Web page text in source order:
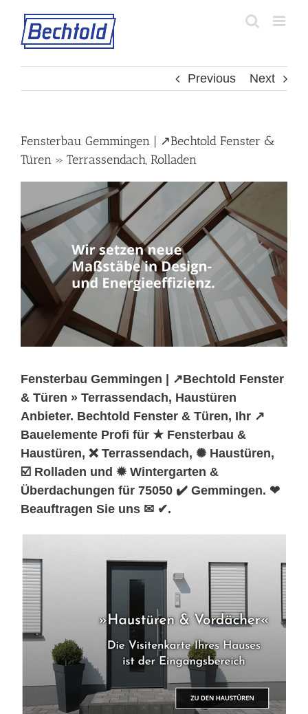
content
Previous Next
Fensterbau Gemmingen | ↗️Bechtold Fenster &
Türen » Terrassendach, Rolladen
Fensterbau Gemmingen | ↗️Bechtold Fenster
& Türen » Terrassendach, Haustüren
Anbieter. Bechtold Fenster & Türen, Ihr ↗️
Bauelemente Profi für ★ Fensterbau &
Haustüren, ❌ Terrassendach, ✺ Haustüren,
☑️ Rolladen und ✹ Wintergarten &
Überdachungen für 75050 ✔️ Gemmingen. ❤
Beauftragen Sie uns ✉ ✔.